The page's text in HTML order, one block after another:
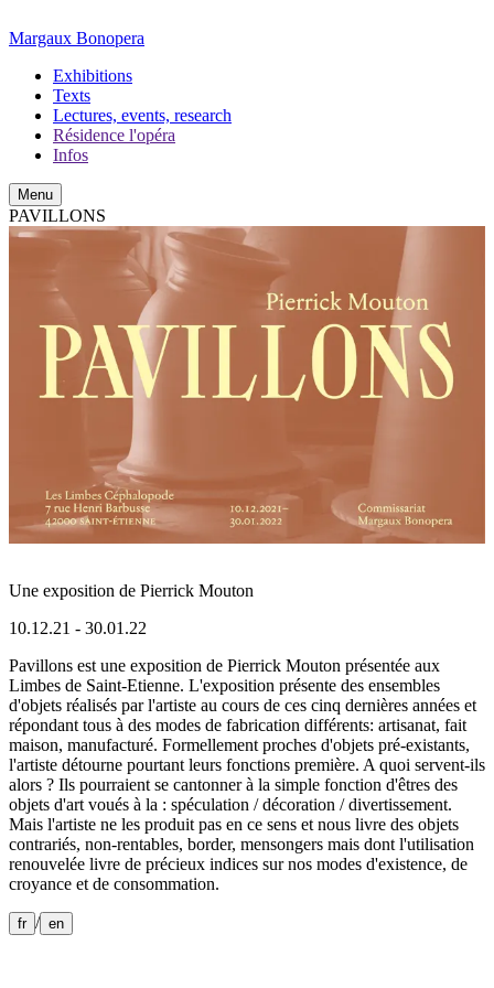
Margaux Bonopera
Exhibitions
Texts
Lectures, events, research
Résidence l'opéra
Infos
Menu
PAVILLONS
Une exposition de Pierrick Mouton
10.12.21 - 30.01.22
Pavillons est une exposition de Pierrick Mouton présentée aux
Limbes de Saint-Etienne. L'exposition présente des ensembles
d'objets réalisés par l'artiste au cours de ces cinq dernières années et
répondant tous à des modes de fabrication différents: artisanat, fait
maison, manufacturé. Formellement proches d'objets pré-existants,
l'artiste détourne pourtant leurs fonctions première. A quoi servent-ils
alors ? Ils pourraient se cantonner à la simple fonction d'êtres des
objets d'art voués à la : spéculation / décoration / divertissement.
Mais l'artiste ne les produit pas en ce sens et nous livre des objets
contrariés, non-rentables, border, mensongers mais dont l'utilisation
renouvelée livre de précieux indices sur nos modes d'existence, de
croyance et de consommation.
fr / en